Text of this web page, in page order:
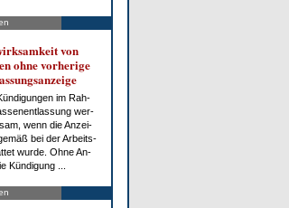
von
oh­ne vor­he­ri­ge
im Rah­
wer­
wenn die An­zei­
bei der Ar­beits­
wur­de. Oh­ne An­
Kün­di­gung ...